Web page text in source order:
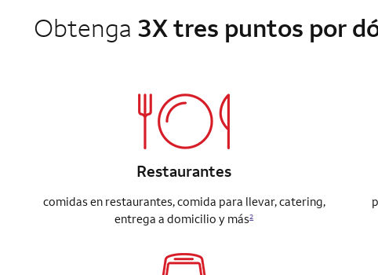
Obtenga 3X tres puntos por
Restaurantes
comidas en restaurantes, comida para llevar, catering,
entrega a domicilio y más2